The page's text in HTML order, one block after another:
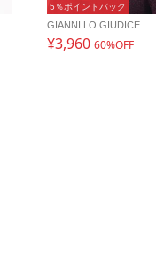
5％ポイントバック
GIANNI LO GIUDICE
¥3,960 60%OFF